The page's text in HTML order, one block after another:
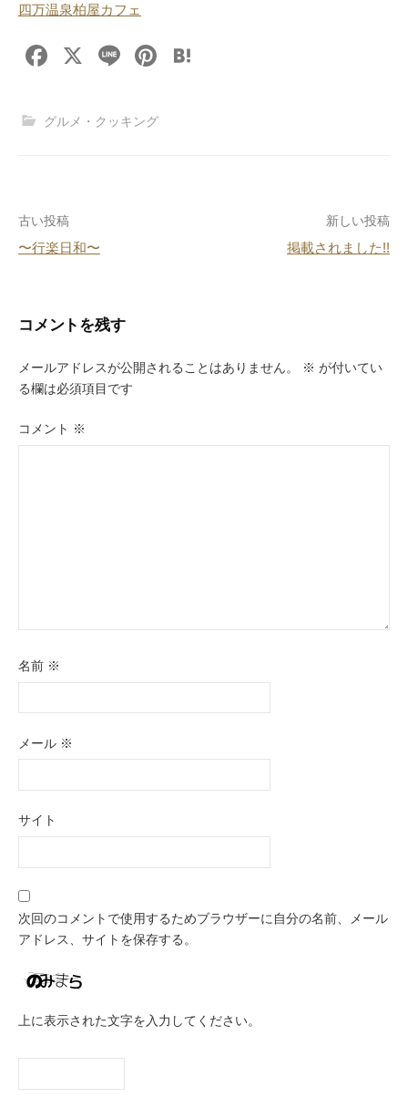
四万温泉柏屋カフェ
F
c
o
k
X
Li
e
Pi
グルメ・クッキング
投
稿
ビ
ゲ
ー
シ
古い投稿
〜行楽日和〜
新しい投稿
掲載されました!!
コメントを残す
メールアドレスが公開されることはありません。 ※ が付いてい
る欄は必須項目です
コメント ※
名前 ※
メール ※
サイト
次回のコメントで使用するためブラウザーに自分の名前、メール
アドレス、サイトを保存する。
上に表示された文字を入力してください。